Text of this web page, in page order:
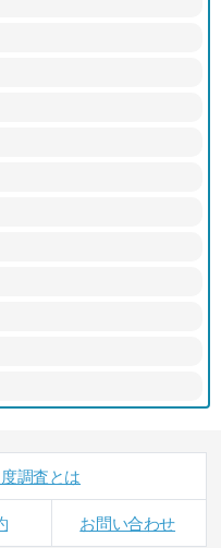
調査とは
お問い合わせ